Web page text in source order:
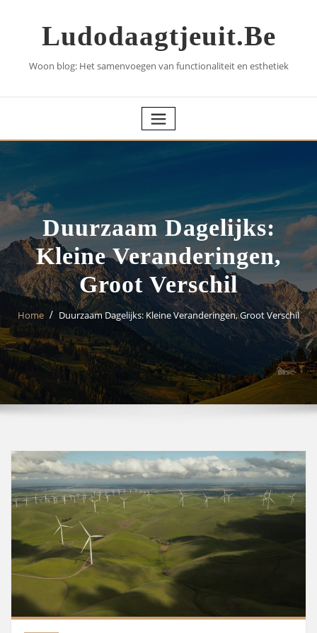
Ludodaagtjeuit.be
Woon blog: Het samenvoegen van functionaliteit en esthetiek
Duurzaam Dagelijks:
Kleine Veranderingen,
Groot Verschil
Home Duurzaam Dagelijks: Kleine Veranderingen, Groot Verschil